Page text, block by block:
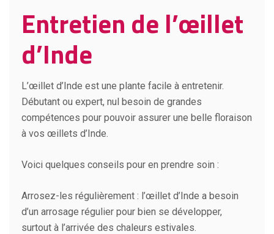
Entretien de l’œillet
d’Inde
L’œillet d’Inde est une plante facile à entretenir.
Débutant ou expert, nul besoin de grandes
compétences pour pouvoir assurer une belle floraison
à vos œillets d’Inde.
Voici quelques conseils pour en prendre soin :
Arrosez-les régulièrement : l’œillet d’Inde a besoin
d’un arrosage régulier pour bien se développer,
surtout à l’arrivée des chaleurs estivales.